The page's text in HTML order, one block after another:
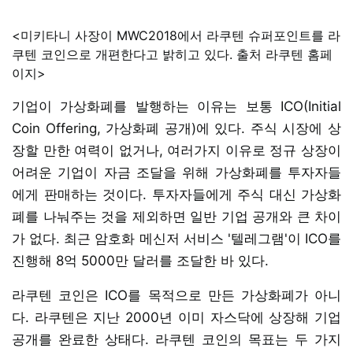
<미키타니 사장이 MWC2018에서 라쿠텐 슈퍼포인트를 라
쿠텐 코인으로 개편한다고 밝히고 있다. 출처 라쿠텐 홈페
이지>
기업이 가상화폐를 발행하는 이유는 보통 ICO(Initial
Coin Offering, 가상화폐 공개)에 있다. 주식 시장에 상
장할 만한 여력이 없거나, 여러가지 이유로 정규 상장이
어려운 기업이 자금 조달을 위해 가상화폐를 투자자들
에게 판매하는 것이다. 투자자들에게 주식 대신 가상화
폐를 나눠주는 것을 제외하면 일반 기업 공개와 큰 차이
가 없다. 최근 암호화 메신저 서비스 '텔레그램'이 ICO를
진행해 8억 5000만 달러를 조달한 바 있다.
라쿠텐 코인은 ICO를 목적으로 만든 가상화폐가 아니
다. 라쿠텐은 지난 2000년 이미 자스닥에 상장해 기업
공개를 완료한 상태다. 라쿠텐 코인의 목표는 두 가지